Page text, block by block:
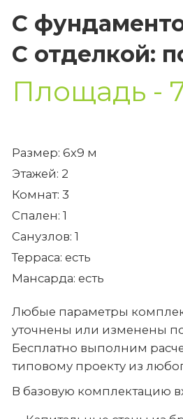
С
С отделкой:
Площадь -
Размер: 6х9 м
Этажей: 2
Комнат: 3
Спален: 1
Санузлов: 1
Терраса: есть
Мансарда: есть
Любые параметры
уточнены или изменены
Бесплатно выполним
типовому проекту из
В базовую комплектацию